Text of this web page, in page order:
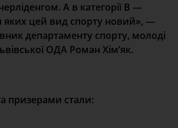
А в категорії В —
яких цей вид спорту новий», —
департаменту спорту, молоді
ОДА Роман Хімʼяк.
призерами стали: